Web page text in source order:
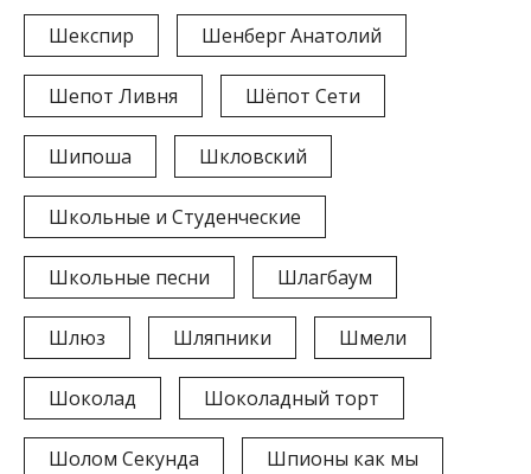
Шекспир Шенберг Анатолий
Шепот Ливня Шёпот Сети
Шипоша Шкловский
Школьные и Студенческие
Школьные песни Шлагбаум
Шлюз Шляпники Шмели
Шоколад Шоколадный торт
Шолом Секунда Шпионы как мы